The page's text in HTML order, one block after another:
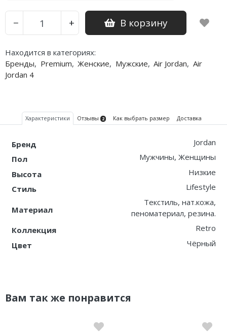
− + В корзину
Находится в категориях:
Бренды, Premium, Женские, Мужские, Air Jordan, Air
Jordan 4
Характеристики Отзывы 2 Как выбрать размер Доставка
Бренд
Jordan
Пол
Мужчины, Женщины
Высота
Низкие
Стиль
Lifestyle
Материал
Текстиль, нат.кожа,
пеноматериал, резина.
Коллекция
Retro
Цвет
Чёрный
Вам так же понравится
Nike Foamposite